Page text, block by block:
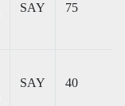
SAY 75
SAY 40